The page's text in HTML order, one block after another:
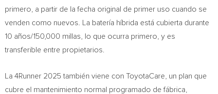
primero, a partir de la fecha original de primer uso cuando se
venden como nuevos. La batería híbrida está cubierta durante
10 años/150,000 millas, lo que ocurra primero, y es
transferible entre propietarios.
La 4Runner 2025 también viene con ToyotaCare, un plan que
cubre el mantenimiento normal programado de fábrica,